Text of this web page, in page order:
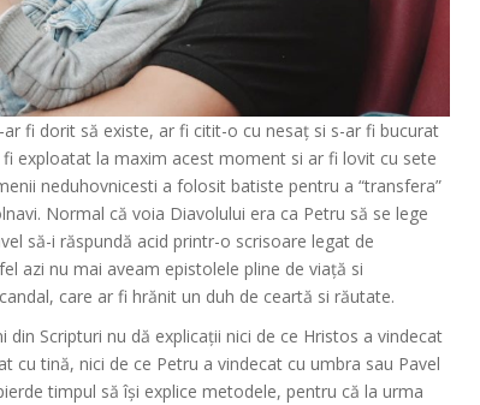
fi dorit să existe, ar fi citit-o cu nesaț si s-ar fi bucurat
exploatat la maxim acest moment si ar fi lovit cu sete
neduhovnicesti a folosit batiste pentru a “transfera”
Normal că voia Diavolului era ca Petru să se lege
să-i răspundă acid printr-o scrisoare legat de
azi nu mai aveam epistolele pline de viață si
care ar fi hrănit un duh de ceartă si răutate.
Scripturi nu dă explicații nici de ce Hristos a vindecat
cu tină, nici de ce Petru a vindecat cu umbra sau Pavel
timpul să își explice metodele, pentru că la urma